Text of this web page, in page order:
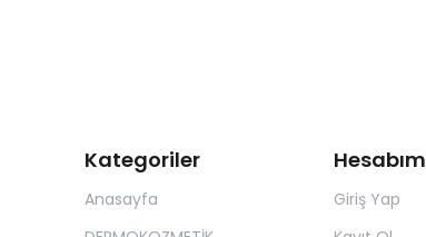
Kategoriler
Anasayfa
Hesabım
Giriş Yap